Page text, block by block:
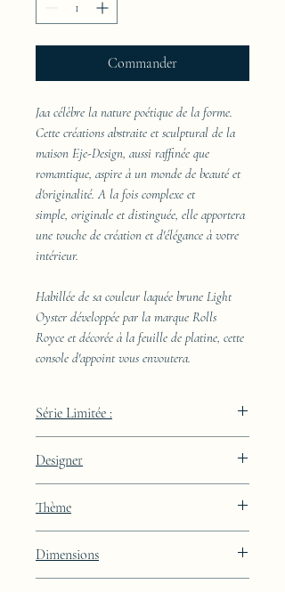
Commander
Jaa célèbre la nature poétique de la forme.
Cette créations abstraite et sculptural de la
maison Eje-Design, aussi raffinée que
romantique, aspire à un monde de beauté et
d'originalité. A la fois complexe et
simple, originale et distinguée, elle apportera
une touche de création et d'élégance à votre
intérieur.
Habillée de sa couleur laquée brune Light
Oyster développée par la marque Rolls
Royce et décorée à la feuille de platine, cette
console d'appoint vous envoutera.
Série Limitée :
Designer
Thème
Dimensions